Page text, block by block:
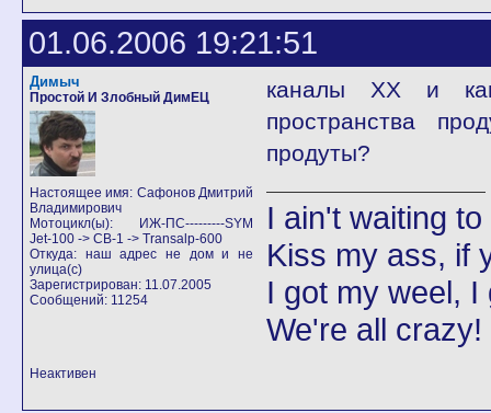
01.06.2006 19:21:51
Димыч
Простой И Злобный ДимЕЦ
Настоящее имя: Сафонов Дмитрий
Владимирович
Мотоцикл(ы): ИЖ-ПС---------SYM
Jet-100 -> CB-1 -> Transalp-600
Откуда: наш адрес не дом и не
улица(с)
Зарегистрирован: 11.07.2005
Сообщений: 11254
каналы ХХ и
пространства
продуты?
I ain't waiting
Kiss my ass, if
I got my weel,
We're all
Неактивен